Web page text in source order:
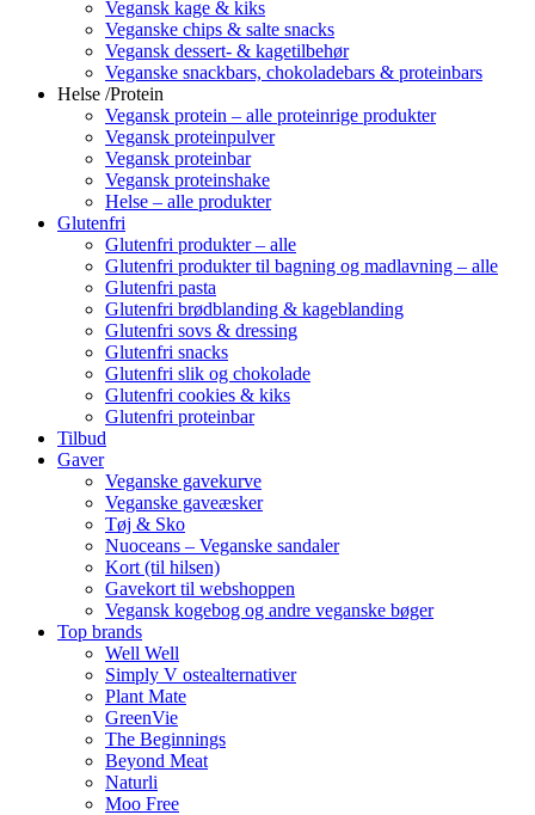
Vegansk kage & kiks
Veganske chips & salte snacks
Vegansk dessert- & kagetilbehør
Veganske snackbars, chokoladebars & proteinbars
Helse /Protein
Vegansk protein – alle proteinrige produkter
Vegansk proteinpulver
Vegansk proteinbar
Vegansk proteinshake
Helse – alle produkter
Glutenfri
Glutenfri produkter – alle
Glutenfri produkter til bagning og madlavning – alle
Glutenfri pasta
Glutenfri brødblanding & kageblanding
Glutenfri sovs & dressing
Glutenfri snacks
Glutenfri slik og chokolade
Glutenfri cookies & kiks
Glutenfri proteinbar
Tilbud
Gaver
Veganske gavekurve
Veganske gaveæsker
Tøj & Sko
Nuoceans – Veganske sandaler
Kort (til hilsen)
Gavekort til webshoppen
Vegansk kogebog og andre veganske bøger
Top brands
Well Well
Simply V ostealternativer
Plant Mate
GreenVie
The Beginnings
Beyond Meat
Naturli
Moo Free